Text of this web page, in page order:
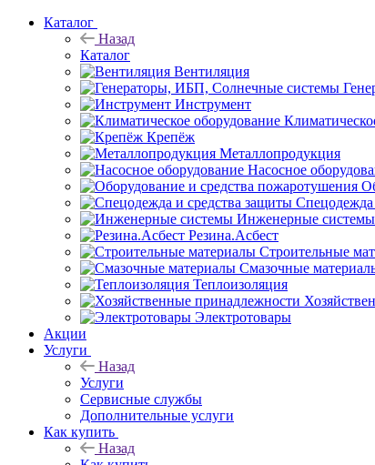
Каталог
Назад
Каталог
Вентиляция
Инструмент
Крепёж
Металлопродукция
Насосное
Спецодежда
Инженерные системы
Резина.Асбест
Строительные
Смазочные
Теплоизоляция
Электротовары
Акции
Услуги
Назад
Услуги
Сервисные службы
Дополнительные услуги
Как купить
Назад